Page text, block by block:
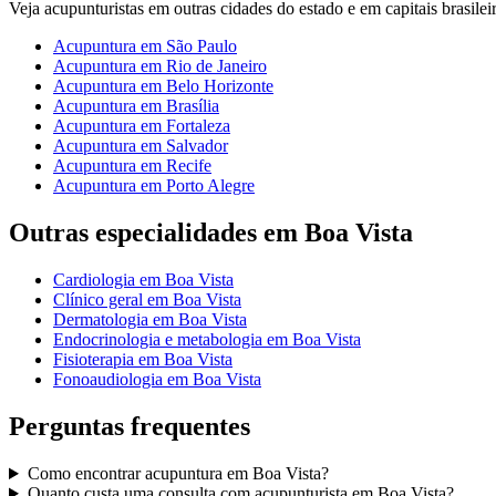
Veja acupunturistas em outras cidades do estado e em capitais
Acupuntura em São Paulo
Acupuntura em Rio de Janeiro
Acupuntura em Belo Horizonte
Acupuntura em Brasília
Acupuntura em Fortaleza
Acupuntura em Salvador
Acupuntura em Recife
Acupuntura em Porto Alegre
Outras especialidades em Boa Vista
Cardiologia em Boa Vista
Clínico geral em Boa Vista
Dermatologia em Boa Vista
Endocrinologia e metabologia em Boa Vista
Fisioterapia em Boa Vista
Fonoaudiologia em Boa Vista
Perguntas frequentes
Como encontraracupuntura em Boa Vista?